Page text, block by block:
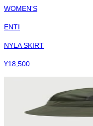
WOMEN'S
ENTI
NYLA SKIRT
¥18,500